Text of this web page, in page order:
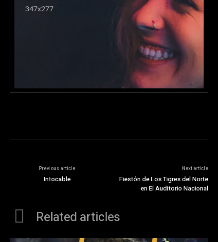
Previous article
Intocable
Next article
Fiestón de Los Tigres del Norte
en El Auditorio Nacional
Related articles